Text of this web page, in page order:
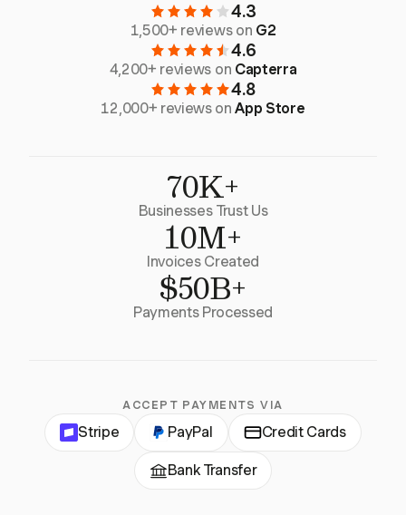
4.3
1,500+ reviews on G2
4.6
4,200+ reviews on Capterra
4.8
12,000+ reviews onApp Store
70K+
Businesses Trust Us
10M+
Invoices Created
$50B+
Payments Processed
ACCEPT PAYMENTS VIA
Stripe PayPal Credit Cards
Bank Transfer